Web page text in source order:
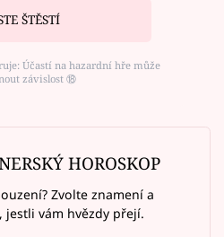
ŠTĚSTÍ
Účastí na hazardní hře může
závislost ⑱
HOROSKOP
Zvolte znamení a
jestli vám hvězdy přejí.